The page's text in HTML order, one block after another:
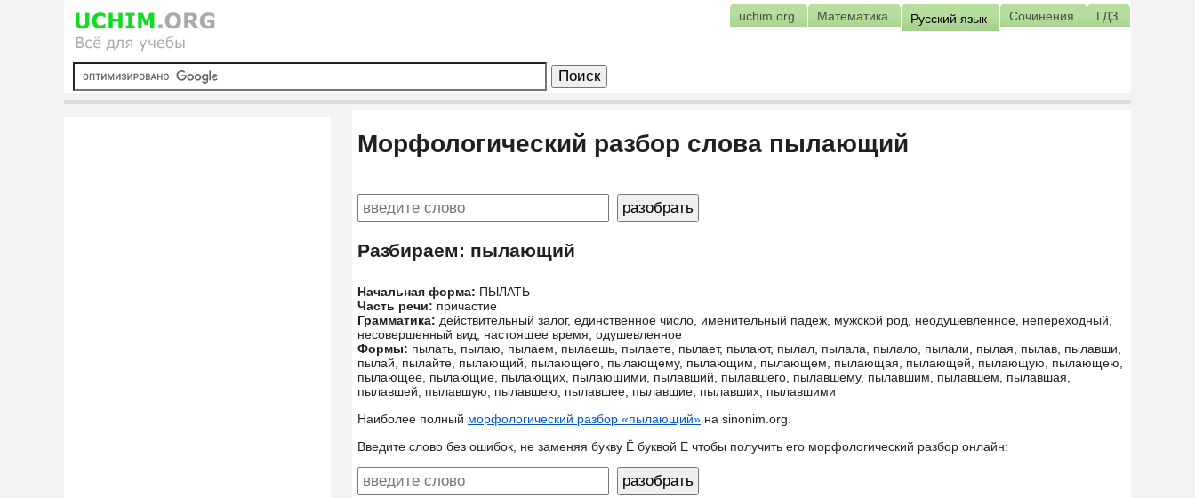
uchim.org Математика Русский язык Сочинения ГДЗ
Морфологический разбор слова пылающий
Разбираем: пылающий
Начальная форма: ПЫЛАТЬ
Часть речи: причастие
Грамматика: действительный залог, единственное число, именительный падеж, мужской род, неодушевленное, непереходный,
несовершенный вид, настоящее время, одушевленное
Формы: пылать, пылаю, пылаем, пылаешь, пылаете, пылает, пылают, пылал, пылала, пылало, пылали, пылая, пылав, пылавши,
пылай, пылайте, пылающий, пылающего, пылающему, пылающим, пылающем, пылающая, пылающей, пылающую, пылающею,
пылающее, пылающие, пылающих, пылающими, пылавший, пылавшего, пылавшему, пылавшим, пылавшем, пылавшая,
пылавшей, пылавшую, пылавшею, пылавшее, пылавшие, пылавших, пылавшими
Наиболее полный морфологический разбор «пылающий» на sinonim.org.
Введите слово без ошибок, не заменяя букву Ё буквой Е чтобы получить его морфологический разбор онлайн: